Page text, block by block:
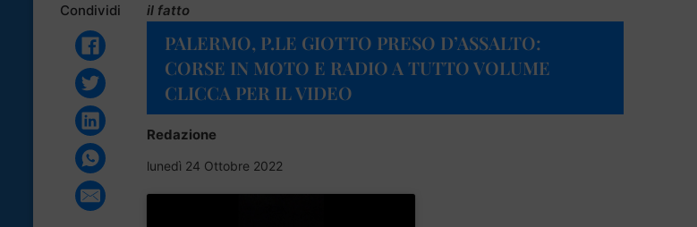
Condividi il fatto
PALERMO, P.LE GIOTTO PRESO D’ASSALTO:
CORSE IN MOTO E RADIO A TUTTO VOLUME
CLICCA PER IL VIDEO
Redazione
lunedì 24 Ottobre 2022